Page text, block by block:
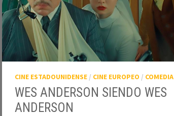
CINE ESTADOUNIDENSE/ CINE EUROPEO / COMEDIA
WES ANDERSON SIENDO WES
ANDERSON